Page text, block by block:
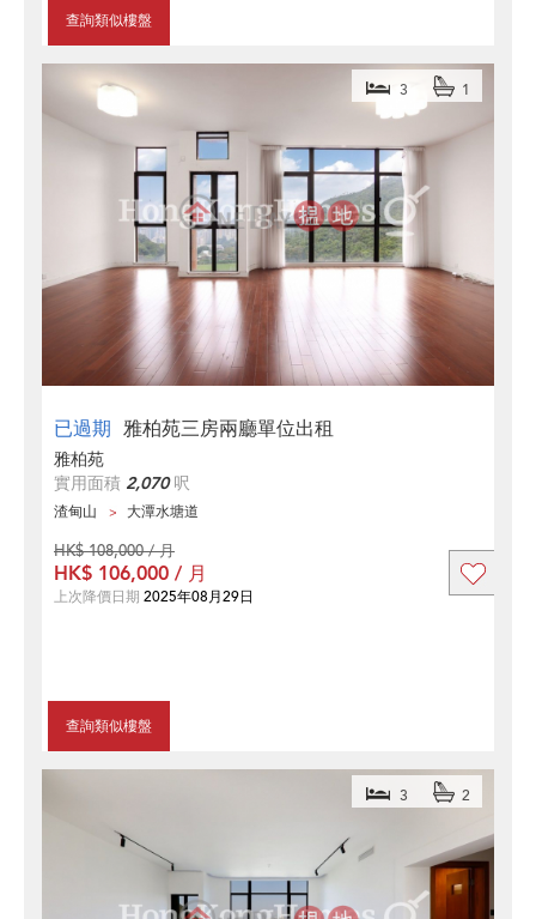
查詢類似樓盤
已過期 雅柏苑三房兩廳單位出租
3 1
雅柏苑
實用面積 2,070呎
渣甸山 大潭水塘道
查詢類似樓盤
HK$ 108,000 / 月
HK$ 106,000 / 月
上次降價日期 2025年08月29日
3 2